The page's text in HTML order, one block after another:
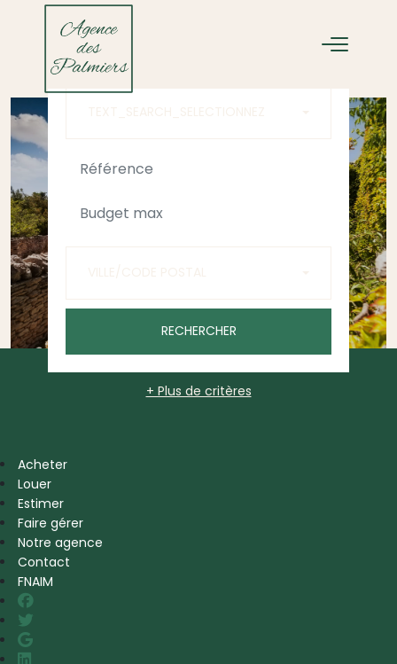
ACHETER
RECHERCHER
+ Plus de critères
Acheter
Louer
Estimer
Faire gérer
Notre agence
Contact
FNAIM